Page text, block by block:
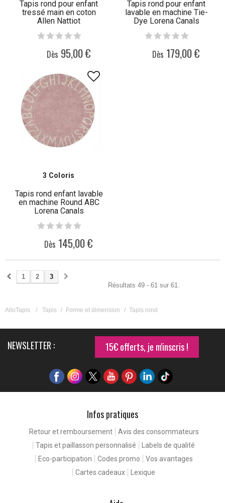
Tapis rond pour enfant
tressé main en coton
Allen Nattiot
Dès 95,00 €
Tapis rond pour enfant
lavable en machine Tie-
Dye Lorena Canals
Dès 179,00 €
3 Coloris
Tapis rond enfant lavable
en machine Round ABC
Lorena Canals
Dès 145,00 €
1 2
3
Résultats 49 - 61 sur 61.
AlloTapis / Tapis / Forme et dimension / Tapis rond
NEWSLETTER : 15€ offerts, je m'inscris !
Infos pratiques
Retour et remboursement
Avis des consommateurs
Tapis et paillasson personnalisé
Labels de qualité
Eco-participation
Codes promo
Vos avantages
Cartes cadeaux
Lexique